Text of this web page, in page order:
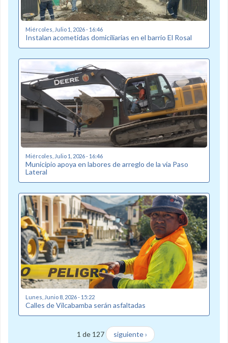
Miércoles, Julio 1, 2026 - 16:46
Instalan acometidas domiciliarias en el barrio El Rosal
Miércoles, Julio 1, 2026 - 16:46
Municipio apoya en labores de arreglo de la vía Paso
Lateral
Lunes, Junio 8, 2026 - 15:22
Calles de Vilcabamba serán asfaltadas
1 de 127 siguiente ›